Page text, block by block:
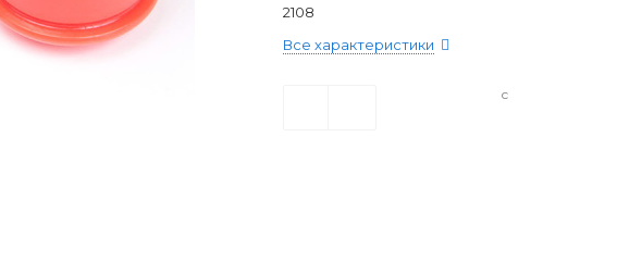
2108
Все характеристики
с